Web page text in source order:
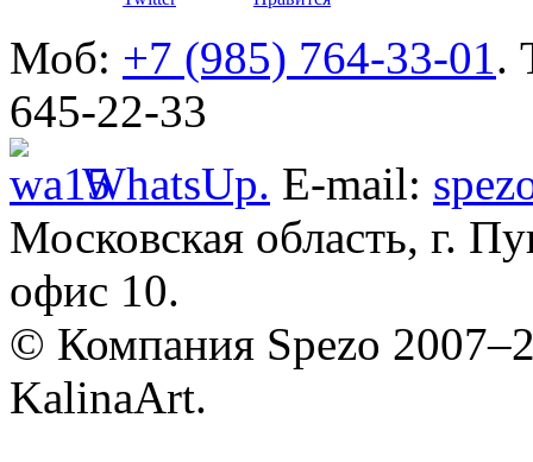
Моб: +7 (985) 764-33-01.
645-22-33
WhatsUp. E-mail:
Московская область, г.
офис 10.
© Компания Spezo
KalinaArt.